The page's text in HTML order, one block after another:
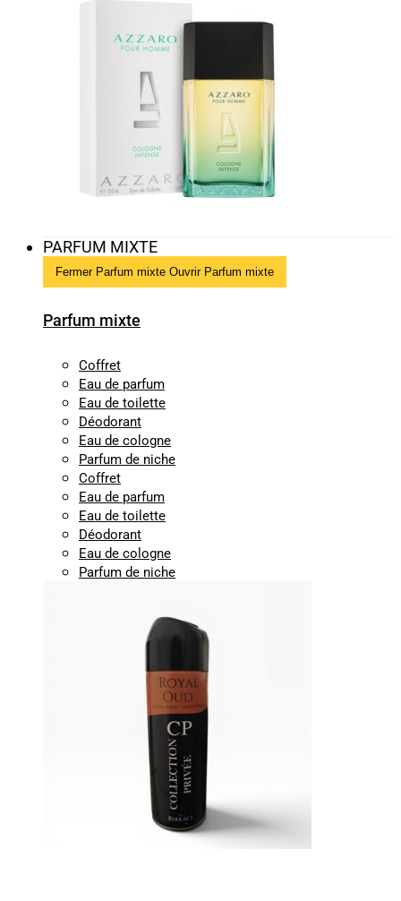
PARFUM MIXTE
Fermer Parfum mixte Ouvrir Parfum mixte
Parfum mixte
Coffret
Eau de parfum
Eau de toilette
Déodorant
Eau de cologne
Parfum de niche
Coffret
Eau de parfum
Eau de toilette
Déodorant
Eau de cologne
Parfum de niche